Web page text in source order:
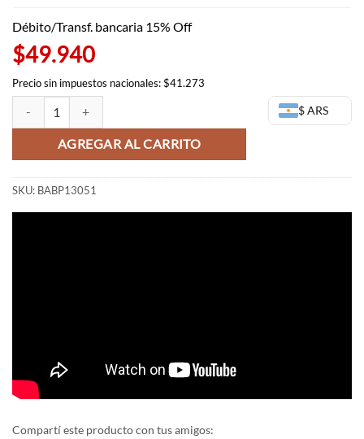
Débito/Transf. bancaria 15% Off
$49.940
Precio sin impuestos nacionales: $41.273
$ ARS
Goku Match Makers (Peque?o) - Dragon Ball Banpresto (OUTLET)
AGREGAR AL CARRITO
SKU: BABP13051
Compartí este producto con tus amigos: